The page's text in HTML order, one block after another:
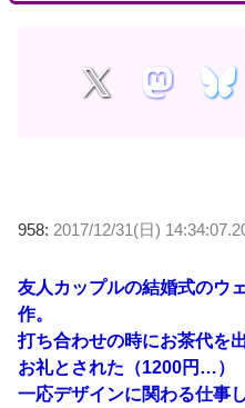
958: 2017/12/31(日)
友人カップルの結婚式のウ
作。
打ち合わせの時にお茶代を
お礼とされた（1200円…）
一応デザインに関わる仕事